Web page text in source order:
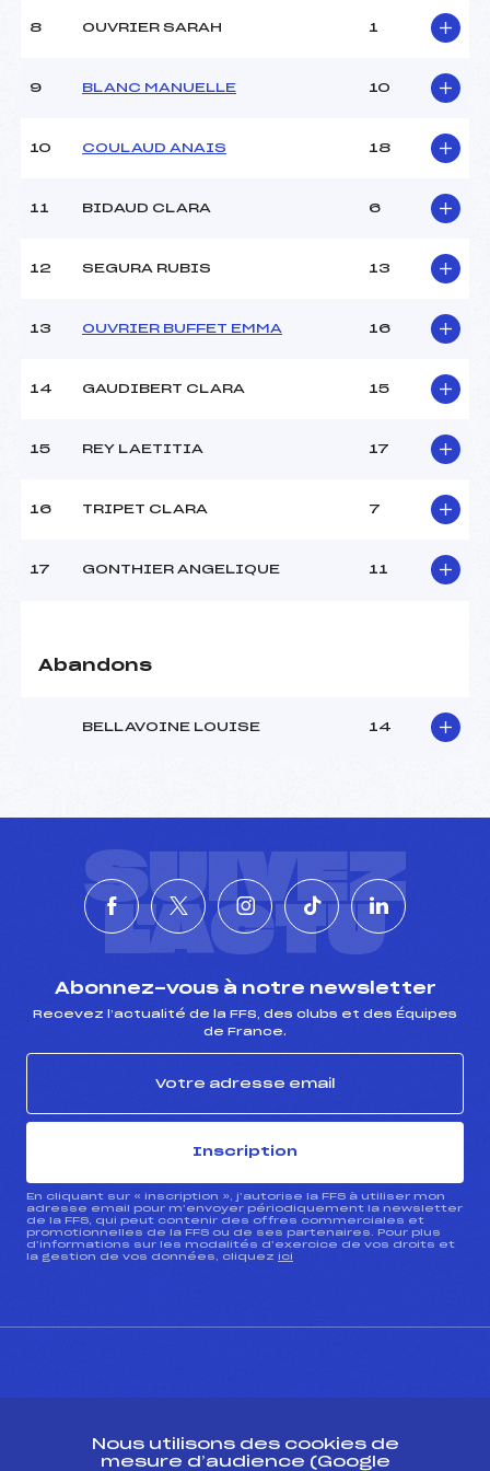
Ouvreurs C :
couvert
Ouvreurs B :
Ouvreurs D :
Température arrivée :
U12
8 OUVRIER SARAH 1
9 BLANC MANUELLE 10
10 COULAUD ANAIS 18
11 BIDAUD CLARA 6
12 SEGURA RUBIS 13
13 OUVRIER BUFFET EMMA 16
14 GAUDIBERT CLARA 15
15 REY LAETITIA 17
16 TRIPET CLARA 7
17 GONTHIER ANGELIQUE 11
Abandons
BELLAVOINE LOUISE 14
SUIVEZ
L'ACTU
Abonnez-vous à notre newsletter
Recevez l’actualité de la FFS, des clubs et des Équipes
de France.
Inscription
En cliquant sur « inscription », j’autorise la FFS à utiliser mon
adresse email pour m’envoyer périodiquement la newsletter
de la FFS, qui peut contenir des offres commerciales et
promotionnelles de la FFS ou de ses partenaires. Pour plus
d’informations sur les modalités d’exercice de vos droits et
la gestion de vos données, cliquez ici
Nous utilisons des cookies de
mesure d’audience (Google